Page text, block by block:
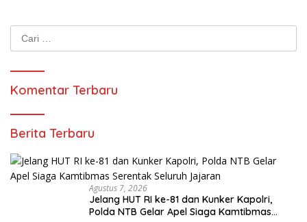
Cari
untuk:
Komentar Terbaru
Berita Terbaru
Agustus 7, 2026
Jelang HUT RI ke-81 dan Kunker Kapolri,
Polda NTB Gelar Apel Siaga Kamtibmas